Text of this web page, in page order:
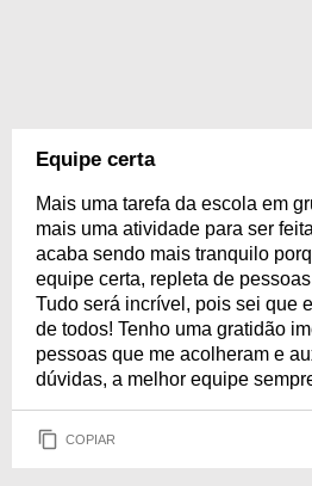
Equipe certa
Mais uma tarefa da escola em
mais uma atividade para ser
acaba sendo mais tranquilo
equipe certa, repleta de
Tudo será incrível, pois sei que
de todos! Tenho uma gratidão
pessoas que me acolheram e
dúvidas, a melhor equipe
COPIAR